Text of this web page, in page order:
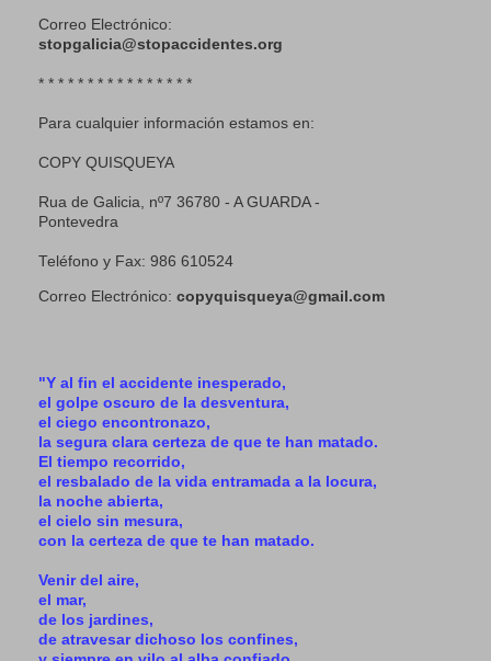
Correo Electrónico:
stopgalicia@stopaccidentes.org
* * * * * * * * * * * * * * * *
Para cualquier información estamos en:
COPY QUISQUEYA
Rua de Galicia, nº7 36780 - A GUARDA -
Pontevedra
Teléfono y Fax: 986 610524
Correo Electrónico: copyquisqueya@gmail.com
"Y al fin el accidente inesperado,
el golpe oscuro de la desventura,
el ciego encontronazo,
la segura clara certeza de que te han matado.
El tiempo recorrido,
el resbalado de la vida entramada a la locura,
la noche abierta,
el cielo sin mesura,
con la certeza de que te han matado.
Venir del aire,
el mar,
de los jardines,
de atravesar dichoso los confines,